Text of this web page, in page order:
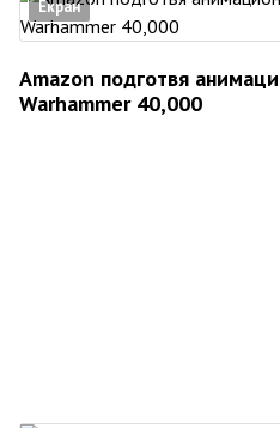
Екран
Amazon подготвя
Warhammer 40,000